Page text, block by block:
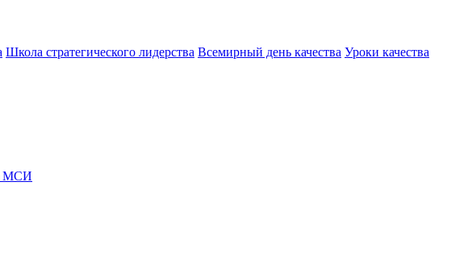
Школа стратегического лидерства Всемирный день качества Уроки качества
МСИ